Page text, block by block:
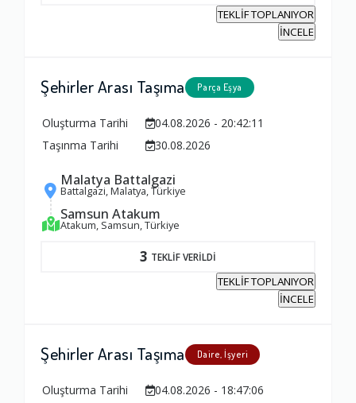
TEKLİF TOPLANIYOR
İNCELE
Şehirler Arası Taşıma Parça Eşya
Oluşturma Tarihi
04.08.2026 - 20:42:11
Taşınma Tarihi
30.08.2026
Malatya Battalgazi
Battalgazi, Malatya, Türkiye
Samsun Atakum
Atakum, Samsun, Türkiye
3 TEKLİF VERİLDİ
TEKLİF TOPLANIYOR
İNCELE
Şehirler Arası Taşıma Daire, İşyeri
Oluşturma Tarihi
04.08.2026 - 18:47:06